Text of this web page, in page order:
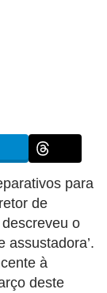
para
de
o
assustadora’.
à
deste